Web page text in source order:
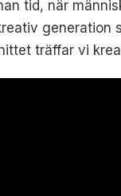
tid, när
generation
träffar vi